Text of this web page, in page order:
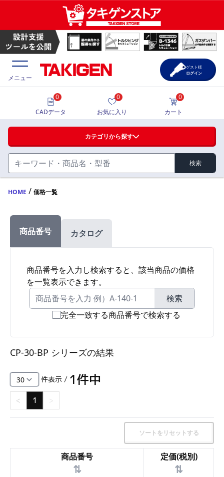
ハンドル・取手・つまみ・周辺機器
FA・A
FB・B
ファスナー・ラッチ錠・キャッチ・錠前装置・周
辺機器
電気錠・インターロック
L・LE
S
キャスター・アジャスター・スライドレール・モ
K・KC
断熱・ライト・ラック
FD・FE
価格一覧
製品カタログ
サポート・お問合せ
メニュー
カテゴリから探す
検索
0
CADデータ
0
お気に入り
0
カート
ゲスト様
ログイン
HOME / 価格一覧
商品番号 カタログ
商品番号を入力し検索すると、該当商品の価格
を一覧表示できます。
検索
完全一致する商品番号で検索する
CP-30-BP シリーズの結果
件表示 / 1件中
< 1 >
ソートをリセットする
商品番号
⇅
定価(税別)
⇅